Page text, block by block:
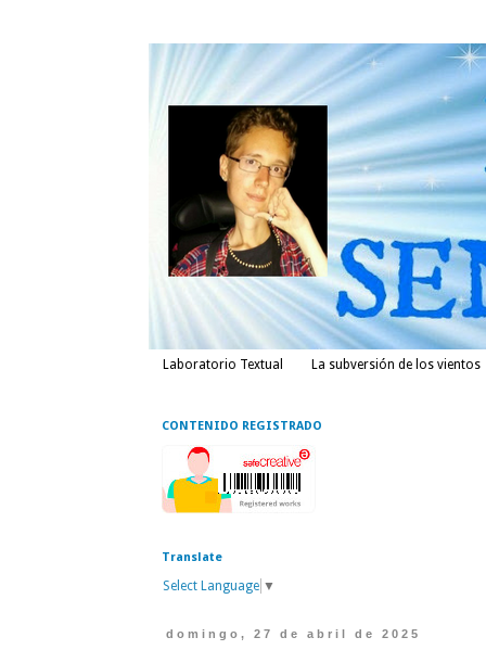
Laboratorio Textual La subversión de los vientos
CONTENIDO REGISTRADO
Translate
Select Language ▼
domingo, 27 de abril de 2025